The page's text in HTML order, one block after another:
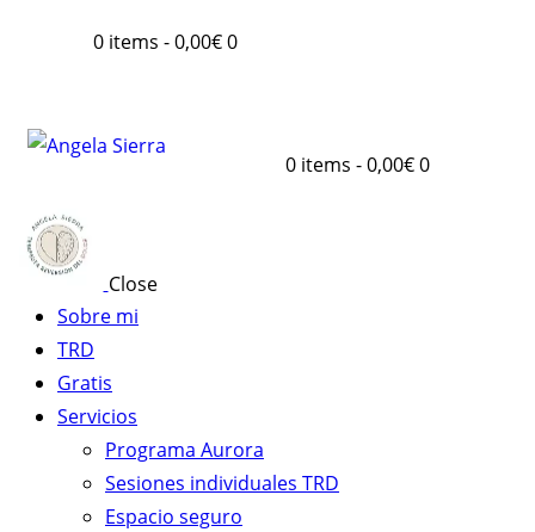
0 items -0,00€0
0 items -0,00€0
Close
Sobre mi
TRD
Gratis
Servicios
Programa Aurora
Sesiones individuales TRD
Espacio seguro